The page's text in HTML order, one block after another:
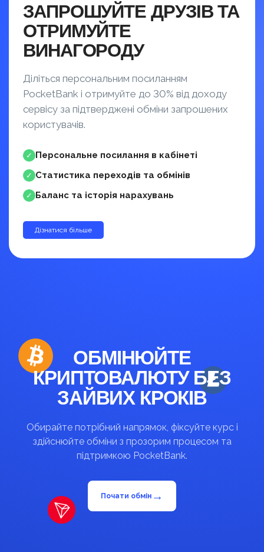
ЗАПРОШУЙТЕ ДРУЗІВ ТА
ОТРИМУЙТЕ
ВИНАГОРОДУ
Діліться персональним посиланням
PocketBank і отримуйте до 30% від доходу
сервісу за підтверджені обміни запрошених
користувачів.
✓ Персональне посилання в кабінеті
✓ Статистика переходів та обмінів
✓ Баланс та історія нарахувань
Дізнатися більше
ОБМІНЮЙТЕ
КРИПТОВАЛЮТУ БЕЗ
ЗАЙВИХ КРОКІВ
Обирайте потрібний напрямок, фіксуйте курс і
здійснюйте обміни з прозорим процесом та
підтримкою PocketBank.
Почати обмін →